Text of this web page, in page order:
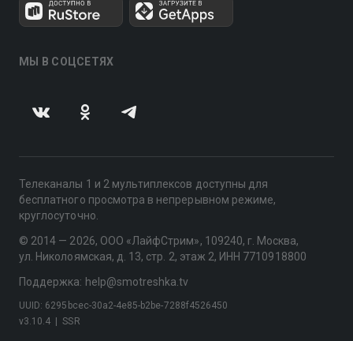
МЫ В СОЦСЕТЯХ
Телеканалы 1 и 2 мультиплексов доступны для
бесплатного просмотра в непрерывном режиме,
круглосуточно.
© 2014 — 2026, ООО «ЛайфСтрим», 109240, г. Москва,
ул. Николоямская, д. 13, стр. 2, этаж 2, ИНН 7710918800
Поддержка: help@smotreshka.tv
v3.10.4 SSR
UUID: 6295bcec-30a2-4e85-b2be-7288f4526450